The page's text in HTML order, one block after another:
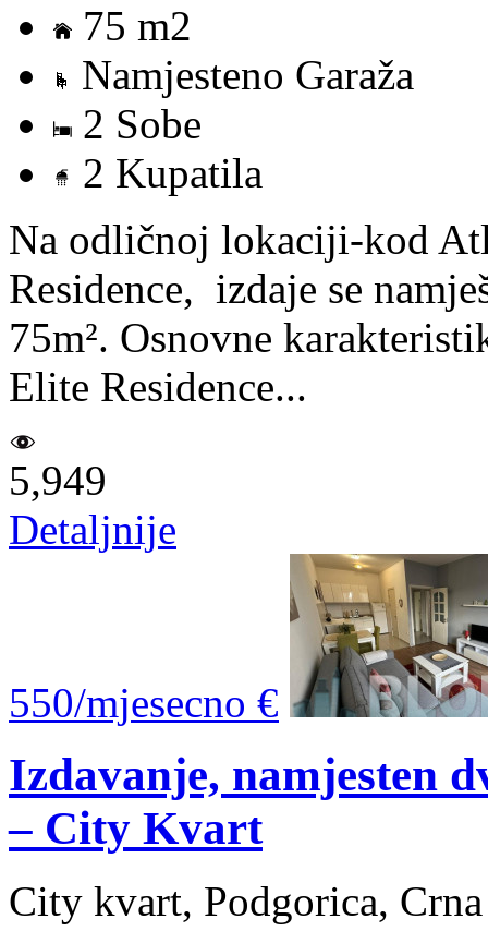
75 m2
Namjesteno Garaža
2 Sobe
2 Kupatila
Na odličnoj lokaciji-kod
Residence, izdaje se
75m². Osnovne
Elite Residence...
5,949
Detaljnije
550/mjesecno €
Izdavanje, namjesten
– City Kvart
City kvart, Podgorica,